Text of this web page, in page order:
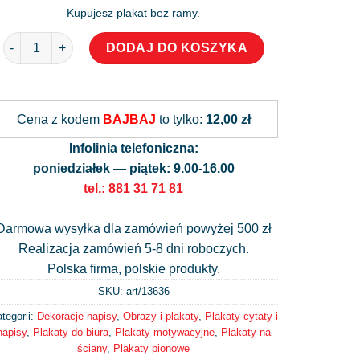
Kupujesz plakat bez ramy.
ilość Plakat - nie ma nic czego Ty nie możesz mieć!
DODAJ DO KOSZYKA
Cena z kodem BAJBAJ to tylko: 12,00 zł
Infolinia telefoniczna:
poniedziałek — piątek: 9.00-16.00
tel.: 881 31 71 81
wysyłka dla zamówień powyżej 500 zł
Realizacja zamówień 5-8 dni roboczych.
Polska firma, polskie produkty.
SKU: art/13636
Dekoracje napisy, Obrazy i plakaty, Plakaty cytaty i
, Plakaty do biura, Plakaty motywacyjne, Plakaty na
ściany, Plakaty pionowe